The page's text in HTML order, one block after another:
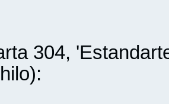
304,